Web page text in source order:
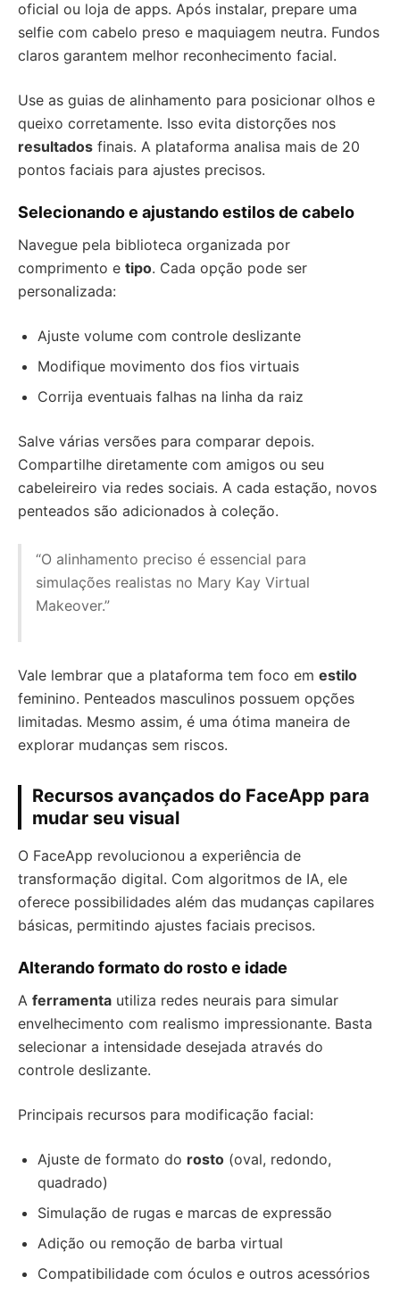
oficial ou loja de apps. Após instalar, prepare uma
selfie com cabelo preso e maquiagem neutra. Fundos
claros garantem melhor reconhecimento facial.
Use as guias de alinhamento para posicionar olhos e
queixo corretamente. Isso evita distorções nos
resultados finais. A plataforma analisa mais de 20
pontos faciais para ajustes precisos.
Selecionando e ajustando estilos de cabelo
Navegue pela biblioteca organizada por
comprimento e tipo. Cada opção pode ser
personalizada:
Ajuste volume com controle deslizante
Modifique movimento dos fios virtuais
Corrija eventuais falhas na linha da raiz
Salve várias versões para comparar depois.
Compartilhe diretamente com amigos ou seu
cabeleireiro via redes sociais. A cada estação, novos
penteados são adicionados à coleção.
“O alinhamento preciso é essencial para
simulações realistas no Mary Kay Virtual
Makeover.”
Vale lembrar que a plataforma tem foco em estilo
feminino. Penteados masculinos possuem opções
limitadas. Mesmo assim, é uma ótima maneira de
explorar mudanças sem riscos.
Recursos avançados do FaceApp para
mudar seu visual
O FaceApp revolucionou a experiência de
transformação digital. Com algoritmos de IA, ele
oferece possibilidades além das mudanças capilares
básicas, permitindo ajustes faciais precisos.
Alterando formato do rosto e idade
A ferramenta utiliza redes neurais para simular
envelhecimento com realismo impressionante. Basta
selecionar a intensidade desejada através do
controle deslizante.
Principais recursos para modificação facial:
Ajuste de formato do rosto (oval, redondo,
quadrado)
Simulação de rugas e marcas de expressão
Adição ou remoção de barba virtual
Compatibilidade com óculos e outros acessórios